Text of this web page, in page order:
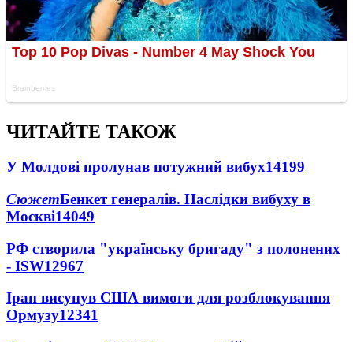
ЧИТАЙТЕ ТАКОЖ
У Молдові пролунав потужний вибух14199
СюжетБенкет генералів. Наслідки вибуху в
Москві14049
РФ створила "українську бригаду" з полонених
- ISW12967
Іран висунув США вимоги для розблокування
Ормузу12341